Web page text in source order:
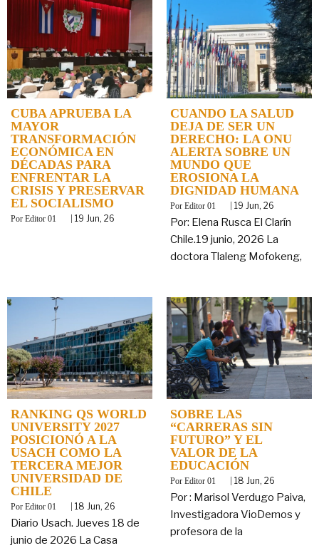
CUBA APRUEBA LA
MAYOR
TRANSFORMACIÓN
ECONÓMICA EN
DÉCADAS PARA
ENFRENTAR LA
CRISIS Y PRESERVAR
EL SOCIALISMO
By Editor 01 19 Jun, 26
CUANDO LA SALUD
DEJA DE SER UN
DERECHO: LA ONU
ALERTA SOBRE UN
MUNDO QUE
EROSIONA LA
DIGNIDAD HUMANA
By Editor 01 19 Jun, 26
Por: Elena Rusca El Clarín
Chile.19 junio, 2026 La
doctora Tlaleng Mofokeng,
RANKING QS WORLD
UNIVERSITY 2027
POSICIONÓ A LA
USACH COMO LA
TERCERA MEJOR
UNIVERSIDAD DE
CHILE
By Editor 01 18 Jun, 26
Diario Usach. Jueves 18 de
junio de 2026 La Casa
SOBRE LAS
“CARRERAS SIN
FUTURO” Y EL
VALOR DE LA
EDUCACIÓN
By Editor 01 18 Jun, 26
Por : Marisol Verdugo Paiva,
Investigadora VioDemos y
profesora de la